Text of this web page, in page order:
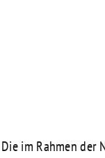
im Rahmen